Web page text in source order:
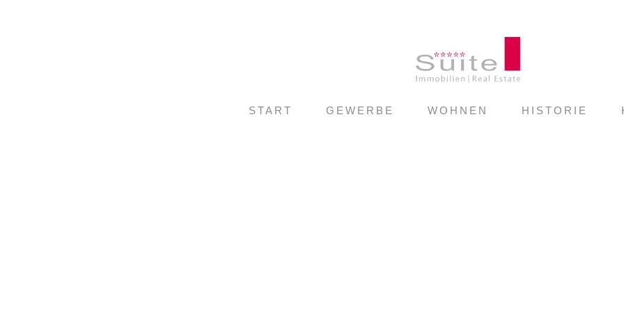
START GEWERBE WOHNEN HISTORIE